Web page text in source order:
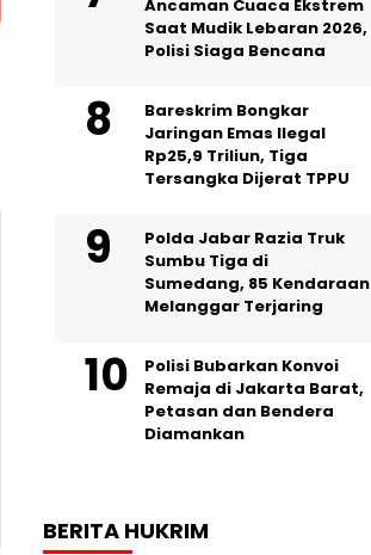
Ancaman Cuaca Ekstrem
Saat Mudik Lebaran 2026,
Polisi Siaga Bencana
Bareskrim Bongkar
Jaringan Emas Ilegal
Rp25,9 Triliun, Tiga
Tersangka Dijerat TPPU
Polda Jabar Razia Truk
Sumbu Tiga di
Sumedang, 85 Kendaraan
Melanggar Terjaring
Polisi Bubarkan Konvoi
Remaja di Jakarta Barat,
Petasan dan Bendera
Diamankan
BERITA HUKRIM